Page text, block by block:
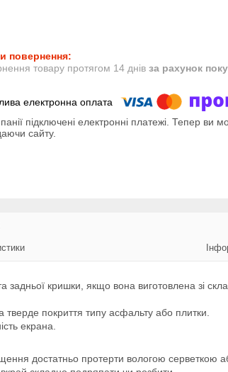
товару протягом 14 днів за рахунок
підключені електронні платежі. Тепер ви
сайту.
кришки, якщо вона виготовлена ​​зі скла.
покриття типу асфальту або плитки.
екрана.
достатньо протерти вологою серветкою